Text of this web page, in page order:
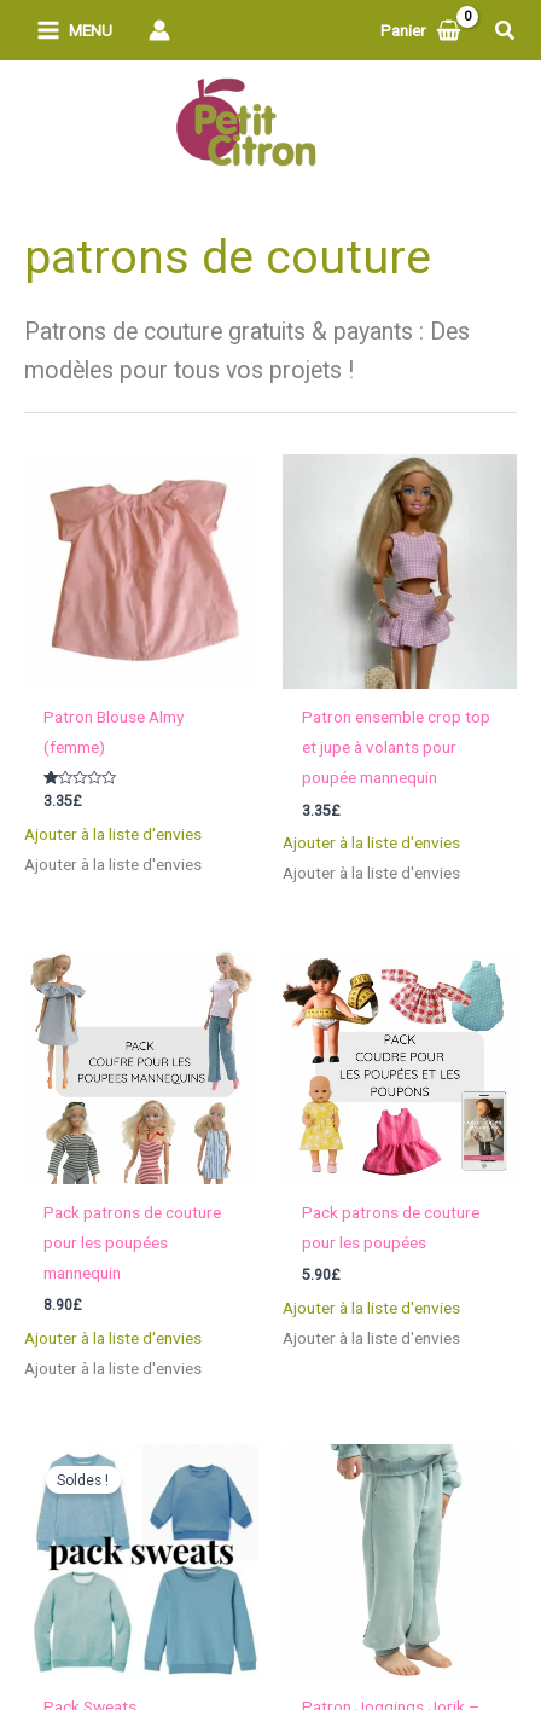
MENU Panier
patrons de couture
Patrons de couture gratuits & payants : Des
modèles pour tous vos projets !
Patron Blouse Almy
(femme)
Note
5
3.35£
Ajouter à la liste d'envies
Ajouter à la liste d'envies
Patron ensemble crop top
et jupe à volants pour
poupée mannequin
3.35£
Ajouter à la liste d'envies
Ajouter à la liste d'envies
Pack patrons de couture
pour les poupées
mannequin
8.90£
Ajouter à la liste d'envies
Ajouter à la liste d'envies
Pack patrons de couture
pour les poupées
5.90£
Ajouter à la liste d'envies
Ajouter à la liste d'envies
Soldes !